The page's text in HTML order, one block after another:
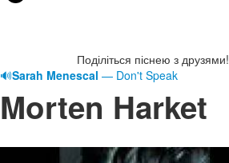
Поділіться піснею з друзями!
🔊Sarah Menescal — Don't Speak
Morten Harket